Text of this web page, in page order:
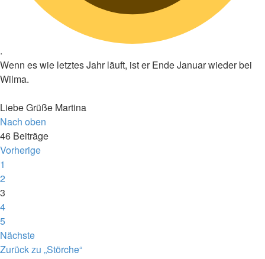
.
Wenn es wie letztes Jahr läuft, ist er Ende Januar wieder bei
Wilma.
Liebe Grüße Martina
Nach oben
46 Beiträge
Vorherige
1
2
3
4
5
Nächste
Zurück zu „Störche“